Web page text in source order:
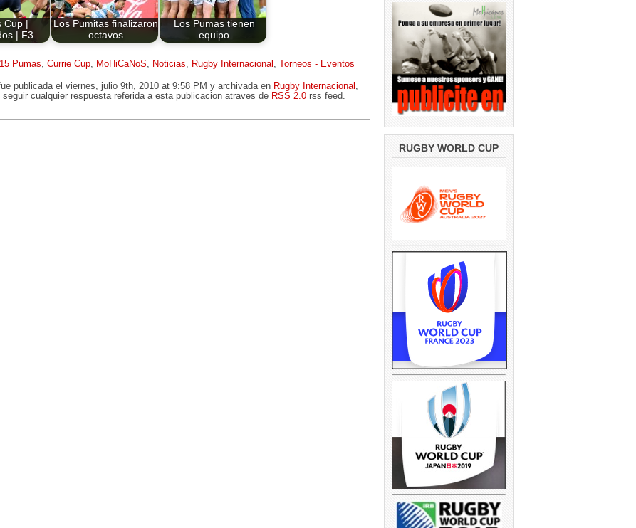
|
| F3
Los Pumitas finalizaron
octavos
Los Pumas tienen
equipo
Pumas, Currie Cup, MoHiCaNoS, Noticias, Rugby Internacional , Torneos - Eventos
publicada el viernes, julio 9th, 2010 at 9:58 PM y archivada en Rugby Internacional ,
cualquier respuesta referida a esta publicacion atraves de RSS 2.0 rss feed.
RUGBY WORLD CUP